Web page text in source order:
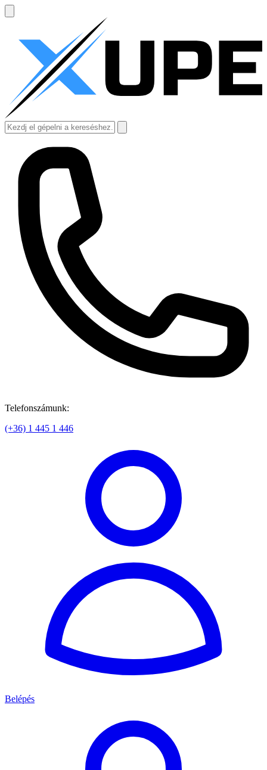
Telefonszámunk:
(+36) 1 445 1 446
Belépés